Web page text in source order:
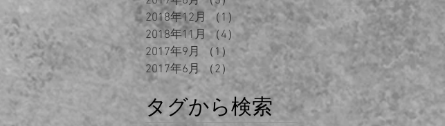
2018年12月
（1）
1件の記事
2018年11月 （4）4件の記事
2017年9月
（1）
1件の記事
2017年6月
（2） 2件の記事
タグから検索